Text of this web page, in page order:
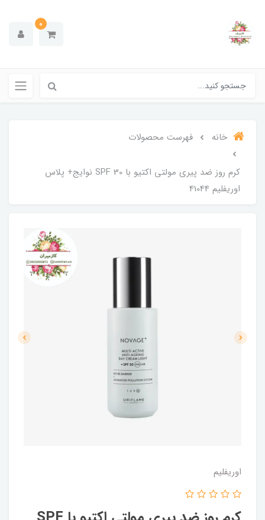
0
خانه فهرست محصولات
کرم روز ضد پیری مولتی اکتیو با SPF 30 نوایج+ پلاس
اوریفلیم 41044
اوریفلیم